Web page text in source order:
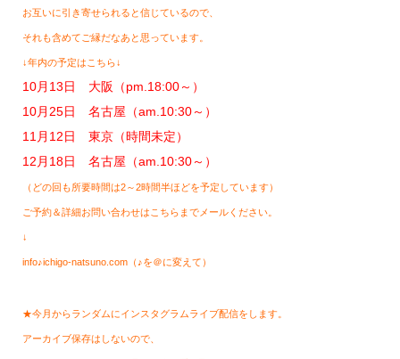
お互いに引き寄せられると信じているので、
それも含めてご縁だなあと思っています。
↓年内の予定はこちら↓
10月13日 大阪（pm.18:00～）
10月25日 名古屋（am.10:30～）
11月12日 東京（時間未定）
12月18日 名古屋（am.10:30～）
（どの回も所要時間は2～2時間半ほどを予定しています）
ご予約＆詳細お問い合わせはこちらまでメールください。
↓
info♪ichigo-natsuno.com（♪を＠に変えて）
★今月からランダムにインスタグラムライブ配信をします。
アーカイブ保存はしないので、